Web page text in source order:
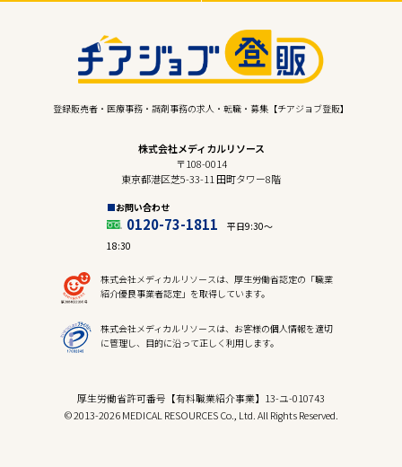
登録販売者・医療事務・調剤事務の求人・転職・募集【チアジョブ登販】
株式会社メディカルリソース
〒108-0014
東京都港区芝5-33-11 田町タワー8階
お問い合わせ
0120-73-1811
平日9:30〜
18:30
株式会社メディカルリソースは、厚生労働省認定の「職業
紹介優良事業者認定」を取得しています。
株式会社メディカルリソースは、お客様の個人情報を適切
に管理し、目的に沿って正しく利用します。
厚生労働省許可番号【有料職業紹介事業】13-ユ-010743
© 2013-2026 MEDICAL RESOURCES Co., Ltd. All Rights Reserved.